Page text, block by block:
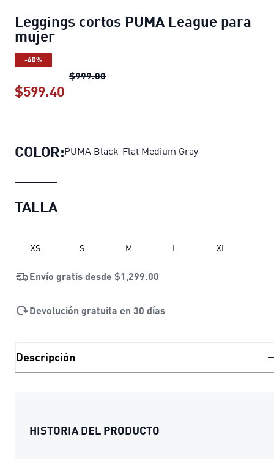
Leggings cortos PUMA League para
mujer
-40%
$999.00Leggings cortos PUMA League para
$599.40
COLOR:PUMA Black-Flat Medium Gray
TALLA
XS S M L XL
Envío gratis desde $1,299.00
Devolución gratuita en 30 días
Descripción
HISTORIA DEL PRODUCTO